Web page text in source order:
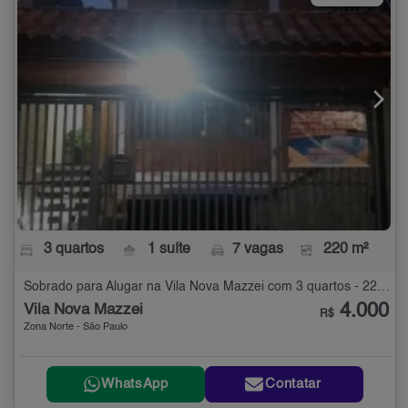
3 quartos 1 suíte 7 vagas 220 m²
Sobrado para Alugar na Vila Nova Mazzei com 3 quartos - 220 m²
Vila Nova Mazzei
Zona Norte - São Paulo
R$ 4.000
WhatsApp Contatar